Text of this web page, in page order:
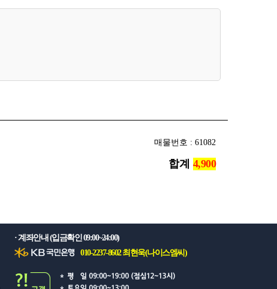
매물번호 : 61082
합계
· 계좌안내 (입금확인 09:00~24:00)
010-2237-8602 최현욱(나이스엠씨)